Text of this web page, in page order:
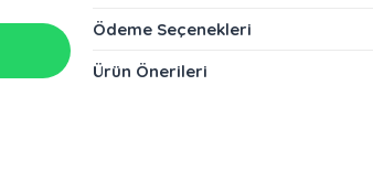
kurulumu olup doğum günü ve özel
Ödeme Seçenekleri
Ürün Önerileri